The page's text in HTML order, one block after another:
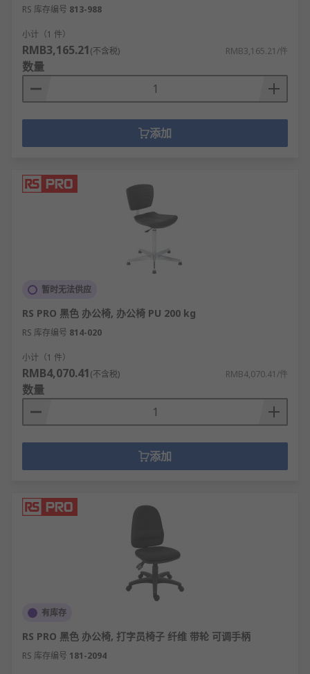
RS 库存编号 813-988
小计（1 件）
RMB3,165.21(不含税) RMB3,165.21/件
数量
添加
暂时无法供应
RS PRO 黑色 办公椅, 办公椅 PU 200 kg
RS 库存编号 814-020
小计（1 件）
RMB4,070.41(不含税) RMB4,070.41/件
数量
添加
有库存
RS PRO 黑色 办公椅, 打字员椅子 纤维 带轮 可调手柄
RS 库存编号 181-2094